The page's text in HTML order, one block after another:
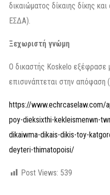
δικαιώματος δίκαιης δίκης
ΕΣΔΑ).
Ξεχωριστή γνώμη
Ο δικαστής Koskelo εξέφρασε
επισυνάπτεται στην απόφαση
https://www.echrcaselaw.com/
poy-dieksixthi-kekleismenwn-
dikaiwma-dikais-dikis-toy-
deyteri-thimatopoisi/
Post Views: 539